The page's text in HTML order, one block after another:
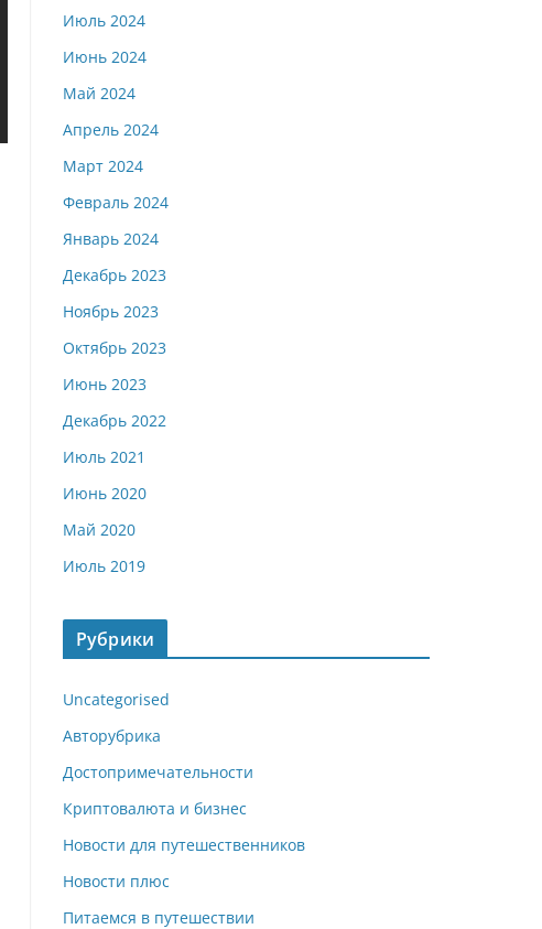
Июль 2024
Июнь 2024
Май 2024
Апрель 2024
Март 2024
Февраль 2024
Январь 2024
Декабрь 2023
Ноябрь 2023
Октябрь 2023
Июнь 2023
Декабрь 2022
Июль 2021
Июнь 2020
Май 2020
Июль 2019
Рубрики
Uncategorised
Авторубрика
Достопримечательности
Криптовалюта и бизнес
Новости для путешественников
Новости плюс
Питаемся в путешествии